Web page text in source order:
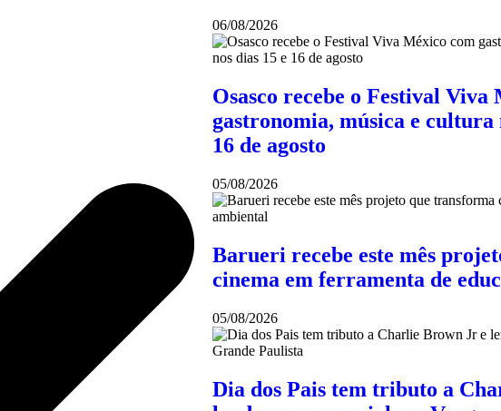
06/08/2026
Osasco recebe o Festival Viva
gastronomia, música e cultura
16 de agosto
05/08/2026
Barueri recebe este mês
cinema em ferramenta de
05/08/2026
Dia dos Pais tem tributo a